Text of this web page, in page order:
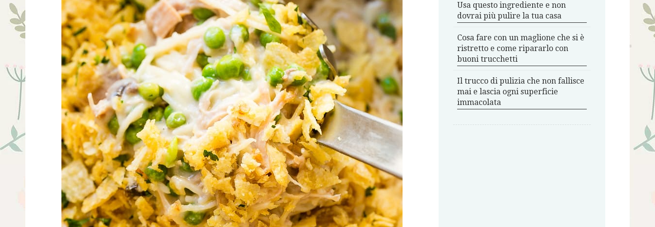
Usa questo ingrediente e non
dovrai più pulire la tua casa
Cosa fare con un maglione che si è
ristretto e come ripararlo con
buoni trucchetti
Il trucco di pulizia che non fallisce
mai e lascia ogni superficie
immacolata